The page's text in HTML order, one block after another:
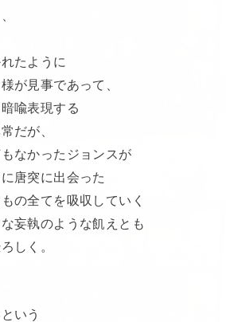
たように
が見事であって、
喩表現する
だが、
なかったジョンスが
唐突に出会った
の全てを吸収していく
妄執のような飢えとも
しく。
いう